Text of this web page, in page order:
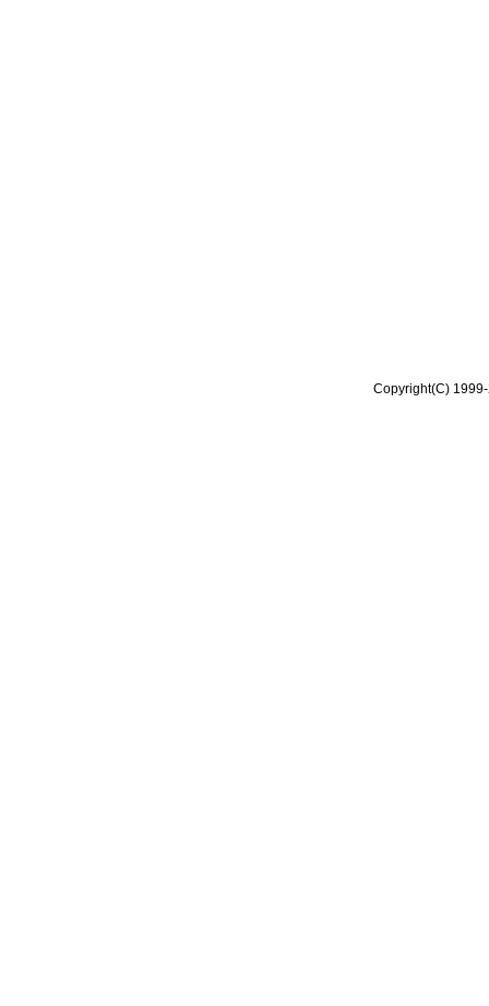
Copyright(C)